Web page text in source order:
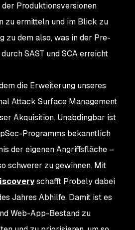
Produktionsversionen
zu ermitteln und im Blick zu
zu dem also, was in der Pre-
SAST und SCA erreicht
die Erweiterung unseres
Attack Surface Management
Akquisition. ​Unabdingbar ist
Programms bekanntlich
der eigenen Angriffsfläche –
schwerer zu gewinnen. Mit
schafft Probely dabei
Jahres Abhilfe. Damit ist es
Web-App-Bestand zu